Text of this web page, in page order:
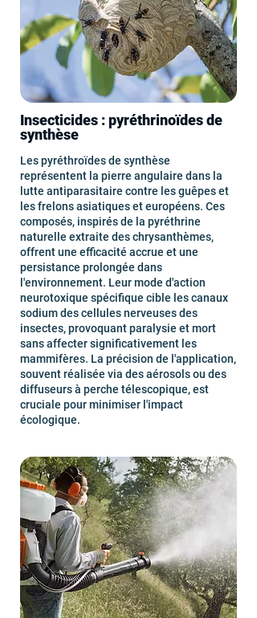
Insecticides : pyréthrinoïdes de
synthèse
Les pyréthroïdes de synthèse
représentent la pierre angulaire dans la
lutte antiparasitaire contre les guêpes et
les frelons asiatiques et européens. Ces
composés, inspirés de la pyréthrine
naturelle extraite des chrysanthèmes,
offrent une efficacité accrue et une
persistance prolongée dans
l'environnement. Leur mode d'action
neurotoxique spécifique cible les canaux
sodium des cellules nerveuses des
insectes, provoquant paralysie et mort
sans affecter significativement les
mammifères. La précision de l'application,
souvent réalisée via des aérosols ou des
diffuseurs à perche télescopique, est
cruciale pour minimiser l'impact
écologique.